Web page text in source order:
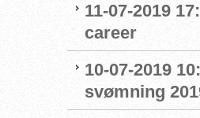
11-07-2019
career
10-07-2019
svømning